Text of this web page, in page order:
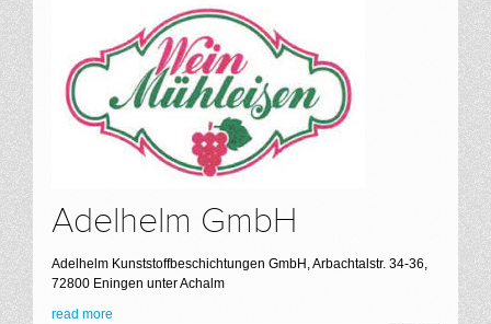
Adelhelm GmbH
Adelhelm Kunststoffbeschichtungen GmbH, Arbachtalstr. 34-36,
72800 Eningen unter Achalm
read more